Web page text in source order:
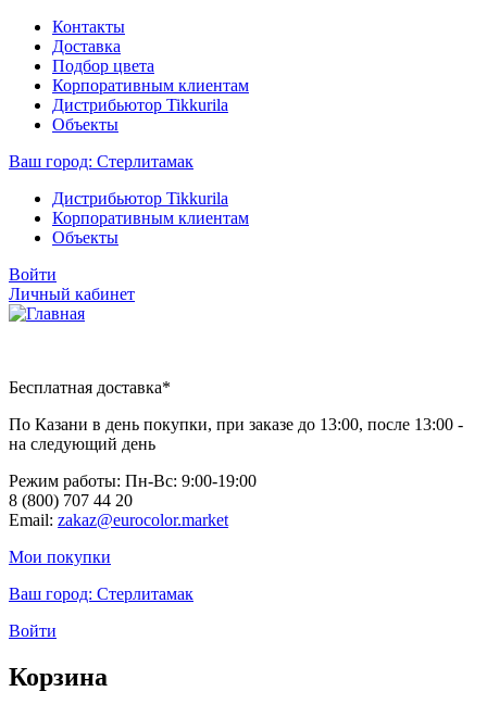
Контакты
Доставка
Подбор цвета
Корпоративным клиентам
Дистрибьютор Tikkurila
Объекты
Ваш город: Стерлитамак
Дистрибьютор Tikkurila
Корпоративным клиентам
Объекты
Войти
Личный кабинет
Бесплатная доставка*
По Казани в день покупки, при заказе до 13:00, после 13:00 -
на следующий день
Режим работы: Пн-Вc: 9:00-19:00
8 (800) 707 44 20
Email: zakaz@eurocolor.market
Мои покупки
Ваш город: Стерлитамак
Войти
Корзина